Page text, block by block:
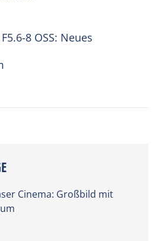
8 OSS: Neues
Cinema: Großbild mit